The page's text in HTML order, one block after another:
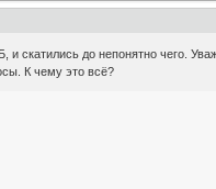
и скатились до непонятно чего.
К чему это всё?